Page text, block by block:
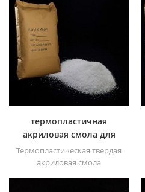
совместимостью, низкой
летучестью, хорошей
ультрафиолетовой
абсорбцией, подходит для
ПК, домашних животных,
пом, полиамида,
полипропилена,
термопластичного
полиуретана и полиуретана
термопластичная
акриловая смола для
чернил
Термопластическая твердая
акриловая смола